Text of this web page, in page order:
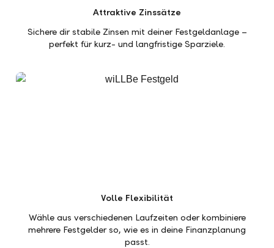
Attraktive Zinssätze
Sichere dir stabile Zinsen mit deiner Festgeldanlage –
perfekt für kurz- und langfristige Sparziele.
Volle Flexibilität
Wähle aus verschiedenen Laufzeiten oder kombiniere
mehrere Festgelder so, wie es in deine Finanzplanung
passt.